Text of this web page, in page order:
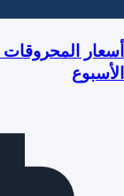
أسعار
الأسبوع